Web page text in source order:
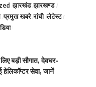
झारखंड झारखण्ड
प्रमुख खबरे रांची लेटेस्ट
बड़ी सौगात, देवघर-
सेवा, जानें